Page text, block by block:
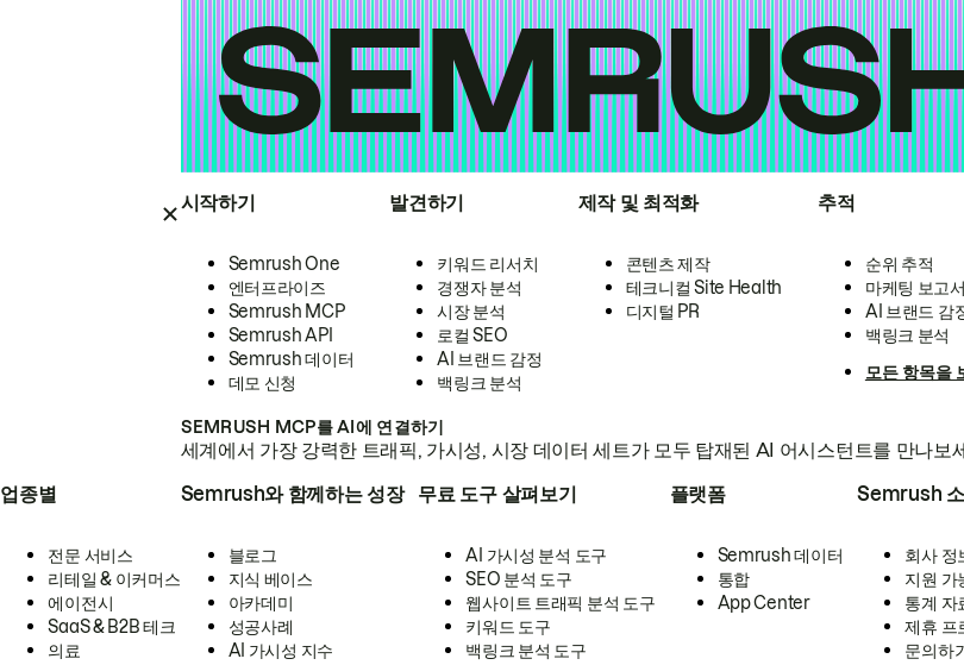
시작하기
Semrush One
엔터프라이즈
Semrush MCP
Semrush API
Semrush 데이터
데모 신청
발견하기
키워드 리서치
경쟁자 분석
시장 분석
로컬 SEO
AI 브랜드 감정
백링크 분석
제작 및 최적화
콘텐츠 제작
테크니컬 Site Health
디지털 PR
추적
순위 추적
마케팅 보고
AI 브랜드 감
백링크 분석
모든 항목을
SEMRUSH MCP를 AI에 연결하기
세계에서 가장 강력한 트래픽, 가시성, 시장 데이터 세트가 모두 탑재된 AI 어시스턴트를 만나보
업종별
전문 서비스
리테일 & 이커머스
에이전시
SaaS & B2B 테크
의료
Semrush와 함께하는 성장
블로그
지식 베이스
아카데미
성공사례
AI 가시성 지수
무료 도구 살펴보기
AI 가시성 분석 도구
SEO 분석 도구
웹사이트 트래픽 분석 도구
키워드 도구
백링크 분석 도구
플랫폼
Semrush 데이터
통합
App Center
Semrush
회사 정
지원 가
통계 자
제휴 프
문의하